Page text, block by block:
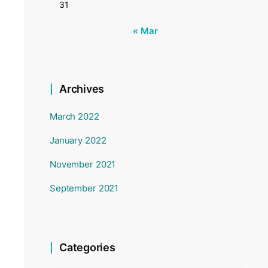
31
« Mar
Archives
March 2022
January 2022
November 2021
September 2021
Categories